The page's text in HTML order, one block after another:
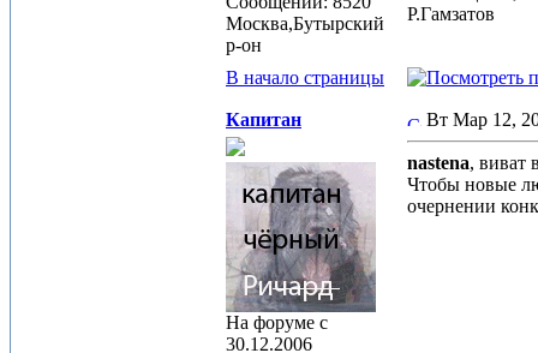
Москва,Бутырский
р-он
Р.Гамзатов
В начало страницы
Капитан
На форуме с
30.12.2006
Вт Мар 12,
nastena, виват
Чтобы новые
очернении